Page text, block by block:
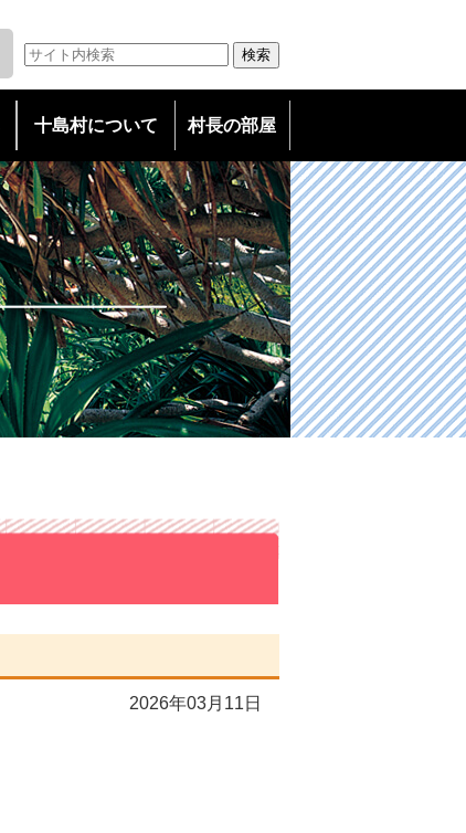
友好島民になろう
友好村民とは/特典
・友好島民の会申込み
十島村について
議会だより
広報としま
・広告募集
教育委員会だより
子育て支援拠点事業につい
て
魅惑の島々トカラ列島
村長の部屋
2026年03月11日